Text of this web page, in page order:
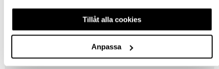
Tillåt alla cookies
Anpassa
BESKRIVNING
FRÅGA OM PRODUKT
RECENSIONER